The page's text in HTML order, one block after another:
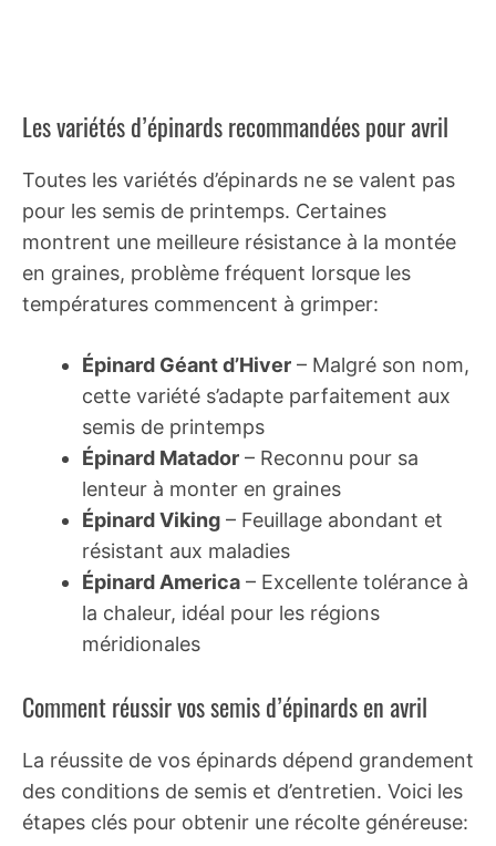
Les variétés d’épinards recommandées pour avril
Toutes les variétés d’épinards ne se valent pas
pour les semis de printemps. Certaines
montrent une meilleure résistance à la montée
en graines, problème fréquent lorsque les
températures commencent à grimper:
Épinard Géant d’Hiver – Malgré son nom,
cette variété s’adapte parfaitement aux
semis de printemps
Épinard Matador – Reconnu pour sa
lenteur à monter en graines
Épinard Viking – Feuillage abondant et
résistant aux maladies
Épinard America – Excellente tolérance à
la chaleur, idéal pour les régions
méridionales
Comment réussir vos semis d’épinards en avril
La réussite de vos épinards dépend grandement
des conditions de semis et d’entretien. Voici les
étapes clés pour obtenir une récolte généreuse: